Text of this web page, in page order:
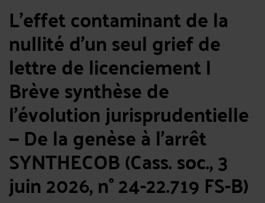
L'effet contaminant de la
nullité d'un seul grief de
lettre de licenciement |
Brève synthèse de
l'évolution jurisprudentielle
— De la genèse à l'arrêt
SYNTHECOB (Cass. soc., 3
juin 2026, n° 24-22.719 FS-B)